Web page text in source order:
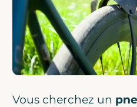
Vous cherchez un